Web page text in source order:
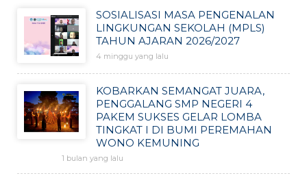
SOSIALISASI MASA PENGENALAN
LINGKUNGAN SEKOLAH (MPLS)
TAHUN AJARAN 2026/2027
4 minggu yang lalu
KOBARKAN SEMANGAT JUARA,
PENGGALANG SMP NEGERI 4
PAKEM SUKSES GELAR LOMBA
TINGKAT I DI BUMI PEREMAHAN
WONO KEMUNING
1 bulan yang lalu